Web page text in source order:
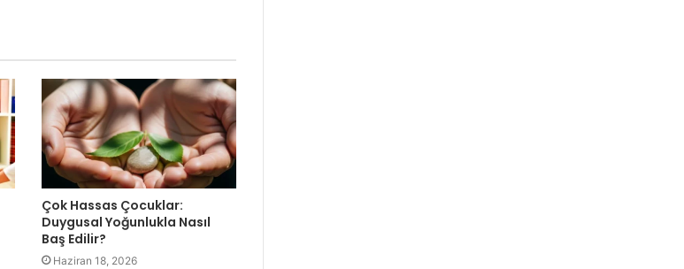
Çok Hassas Çocuklar:
Duygusal Yoğunlukla Nasıl
Baş Edilir?
Haziran 18, 2026